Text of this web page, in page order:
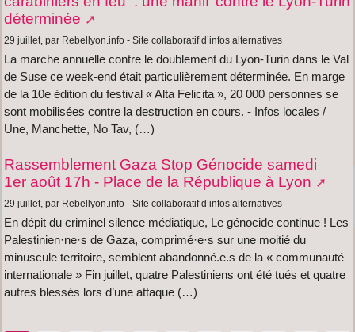
déterminée
29 juillet, par Rebellyon.info - Site collaboratif d’infos alternatives
La marche annuelle contre le doublement du Lyon-Turin dans le Val
de Suse ce week-end était particulièrement déterminée. En marge
de la 10e édition du festival « Alta Felicita », 20 000 personnes se
sont mobilisées contre la destruction en cours. - Infos locales /
Une, Manchette, No Tav, (…)
Rassemblement Gaza Stop Génocide samedi
1er août 17h - Place de la République à Lyon
29 juillet, par Rebellyon.info - Site collaboratif d’infos alternatives
En dépit du criminel silence médiatique, Le génocide continue ! Les
Palestinien·ne·s de Gaza, comprimé·e·s sur une moitié du
minuscule territoire, semblent abandonné.e.s de la « communauté
internationale » Fin juillet, quatre Palestiniens ont été tués et quatre
autres blessés lors d’une attaque (…)